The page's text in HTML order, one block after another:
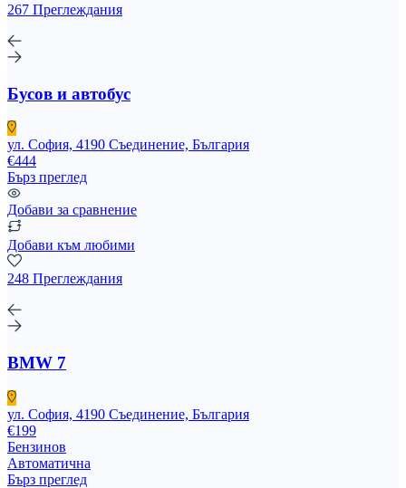
267 Преглеждания
Бусов и автобус
ул. София, 4190 Съединение, България
€444
Бърз преглед
Добави за сравнение
Добави към любими
248 Преглеждания
BMW 7
ул. София, 4190 Съединение, България
€199
Бензинов
Автоматична
Бърз преглед